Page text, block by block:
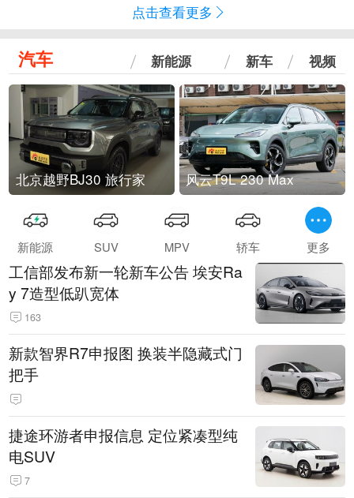
点击查看更多
汽车 新能源 新车 视频
北京越野BJ30 旅行家 风云T9L 230 Max
新能源 SUV MPV 轿车 更多
工信部发布新一轮新车公告 埃安Ra
y 7造型低趴宽体
163
新款智界R7申报图 换装半隐藏式门
把手
捷途环游者申报信息 定位紧凑型纯
电SUV
7